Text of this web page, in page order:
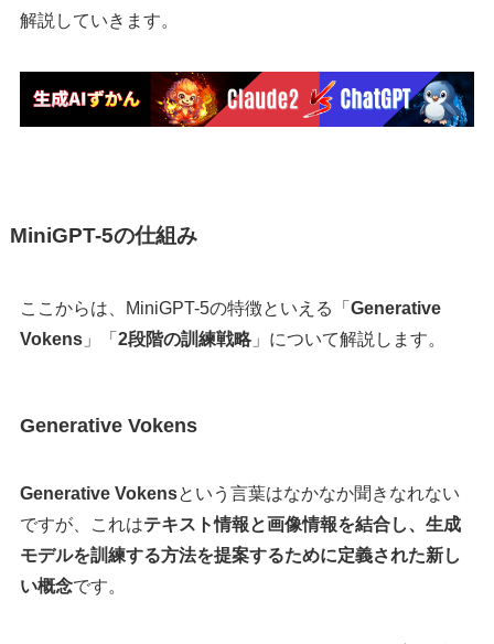
解説していきます。
MiniGPT-5の仕組み
ここからは、MiniGPT-5の特徴といえる「 Generative
Vokens」「 2段階の訓練戦略」について解説します。
Generative Vokens
Generative Vokensという言葉はなかなか聞きなれない
ですが、これはテキスト情報と画像情報を結合し、生成
モデルを訓練する方法を提案するために定義された新し
い概念です。